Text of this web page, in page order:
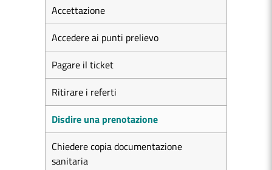
Accettazione
Accedere ai punti prelievo
Pagare il ticket
Ritirare i referti
Disdire una prenotazione
Chiedere copia documentazione
sanitaria